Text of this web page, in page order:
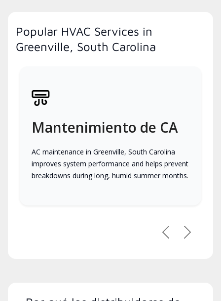
Popular HVAC Services in
Greenville, South Carolina
Mantenimiento de CA
AC maintenance in Greenville, South Carolina
improves system performance and helps prevent
breakdowns during long, humid summer months.
PreviousNext